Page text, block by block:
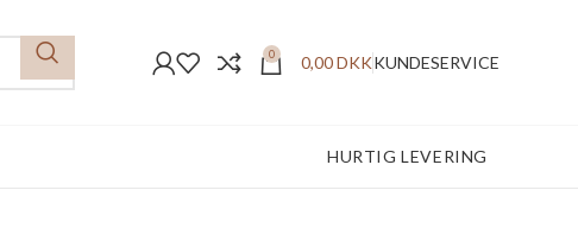
0 0,00DKKKUNDESERVICE
FREMRAGENDE ANMELDELSER